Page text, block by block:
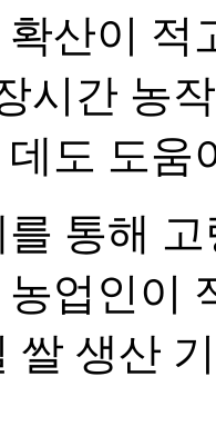
산이 적
시간 농
도 도움
통해
업인이
쌀 생산